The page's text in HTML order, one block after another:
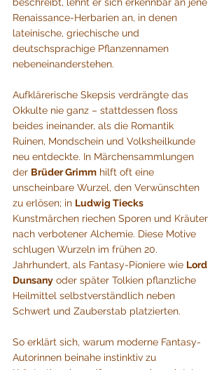
beschreibt, lehnt er sich erkennbar an jene
Renaissance-Herbarien an, in denen
lateinische, griechische und
deutschsprachige Pflanzennamen
nebeneinanderstehen.
Aufklärerische Skepsis verdrängte das
Okkulte nie ganz – stattdessen floss
beides ineinander, als die Romantik
Ruinen, Mondschein und Volksheilkunde
neu entdeckte. In Märchensammlungen
der Brüder Grimm hilft oft eine
unscheinbare Wurzel, den Verwünschten
zu erlösen; in Ludwig Tiecks
Kunstmärchen riechen Sporen und Kräuter
nach verbotener Alchemie. Diese Motive
schlugen Wurzeln im frühen 20.
Jahrhundert, als Fantasy-Pioniere wie Lord
Dunsany oder später Tolkien pflanzliche
Heilmittel selbstverständlich neben
Schwert und Zauberstab platzierten.
So erklärt sich, warum moderne Fantasy-
Autorinnen beinahe instinktiv zu